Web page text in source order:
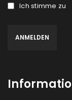
Ich stimme zu